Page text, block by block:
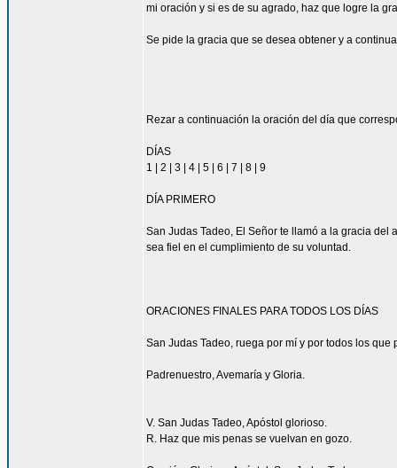
mi oración y si es de su agrado, haz que logre la
Se pide la gracia que se desea obtener y a
Rezar a continuación la oración del día que
DÍAS
1 | 2 | 3 | 4 | 5 | 6 | 7 | 8 | 9
DÍA PRIMERO
San Judas Tadeo, El Señor te llamó a la gracia
sea fiel en el cumplimiento de su voluntad.
ORACIONES FINALES PARA TODOS LOS DÍAS
San Judas Tadeo, ruega por mí y por todos los que
Padrenuestro, Avemaría y Gloria.
V. San Judas Tadeo, Apóstol glorioso.
R. Haz que mis penas se vuelvan en gozo.